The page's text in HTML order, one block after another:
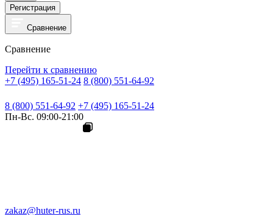
Регистрация
Сравнение
Сравнение
Перейти к сравнению
+7 (495) 165-51-24 8 (800) 551-64-92
8 (800) 551-64-92 +7 (495) 165-51-24
Пн-Вс. 09:00-21:00
zakaz@huter-rus.ru